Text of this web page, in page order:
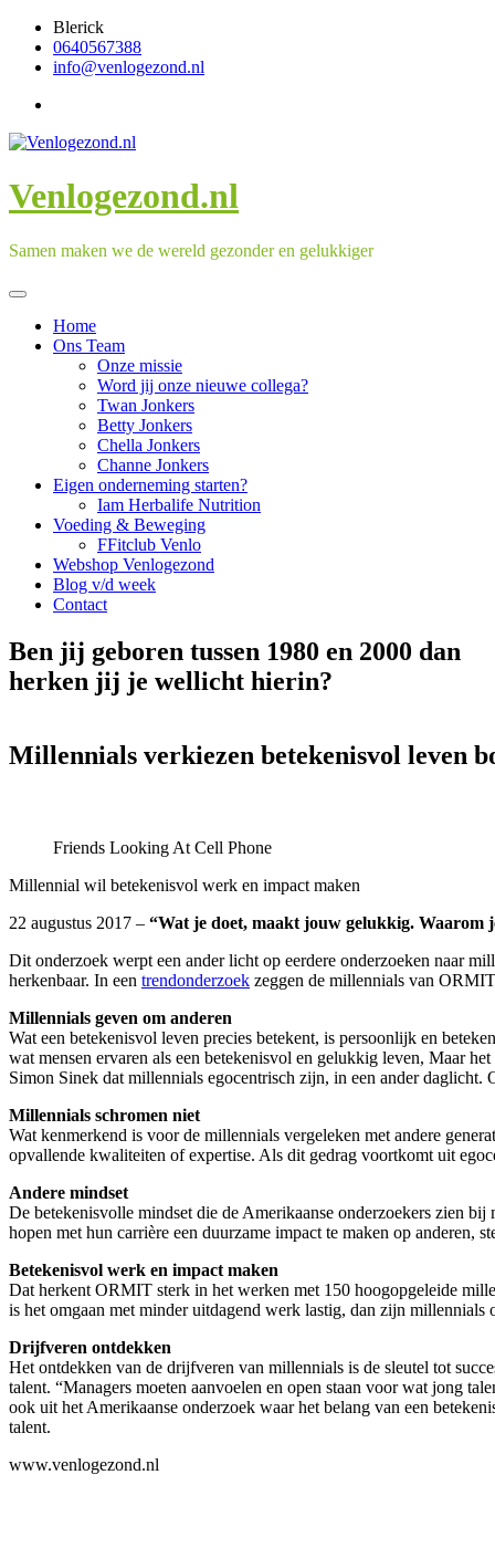
Skip
content
Blerick
0640567388
info@venlogezond.nl
Venlogezond.nl
Samen maken we de wereld gezonder en gelukkiger
Home
Ons Team
Onze missie
Word jij onze nieuwe collega?
Twan Jonkers
Betty Jonkers
Chella Jonkers
Channe Jonkers
Eigen onderneming starten?
Iam Herbalife Nutrition
Voeding & Beweging
FFitclub Venlo
Webshop Venlogezond
Blog v/d week
Contact
Ben jij geboren tussen 1980 en 2000 dan
herken jij je wellicht hierin?
Millennials verkiezen betekenisvol leven
Friends Looking At Cell Phone
Millennial wil betekenisvol werk en impact maken
22 augustus 2017 – “Wat je doet, maakt jouw gelukkig. Waarom
Dit onderzoek werpt een ander licht op eerdere onderzoeken naar
herkenbaar. In een trendonderzoek zeggen de millennials van
Millennials geven om anderen
Wat een betekenisvol leven precies betekent, is persoonlijk en
wat mensen ervaren als een betekenisvol en gelukkig leven, Maar
Simon Sinek dat millennials egocentrisch zijn, in een ander
Millennials schromen niet
Wat kenmerkend is voor de millennials vergeleken met andere
opvallende kwaliteiten of expertise. Als dit gedrag voortkomt uit
Andere mindset
De betekenisvolle mindset die de Amerikaanse onderzoekers zien
hopen met hun carrière een duurzame impact te maken op anderen,
Betekenisvol werk en impact maken
Dat herkent ORMIT sterk in het werken met 150 hoogopgeleide
is het omgaan met minder uitdagend werk lastig, dan zijn
Drijfveren ontdekken
Het ontdekken van de drijfveren van millennials is de sleutel tot
talent. “Managers moeten aanvoelen en open staan voor wat jong
ook uit het Amerikaanse onderzoek waar het belang van een
talent.
www.venlogezond.nl